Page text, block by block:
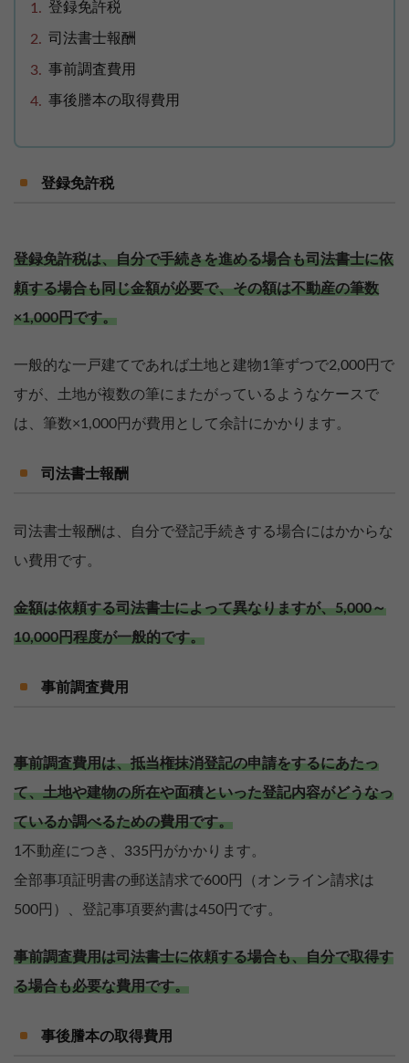
登録免許税
司法書士報酬
事前調査費用
事後謄本の取得費用
登録免許税
登録免許税は、自分で手続きを進める場合も司法書士に依
頼する場合も同じ金額が必要で、その額は不動産の筆数
×1,000円です。
一般的な一戸建てであれば土地と建物1筆ずつで2,000円で
すが、土地が複数の筆にまたがっているようなケースで
は、筆数×1,000円が費用として余計にかかります。
司法書士報酬
司法書士報酬は、自分で登記手続きする場合にはかからな
い費用です。
金額は依頼する司法書士によって異なりますが、5,000～
10,000円程度が一般的です。
事前調査費用
事前調査費用は、抵当権抹消登記の申請をするにあたっ
て、土地や建物の所在や面積といった登記内容がどうなっ
ているか調べるための費用です。
1不動産につき、335円がかかります。
全部事項証明書の郵送請求で600円（オンライン請求は
500円）、登記事項要約書は450円です。
事前調査費用は司法書士に依頼する場合も、自分で取得す
る場合も必要な費用です。
事後謄本の取得費用